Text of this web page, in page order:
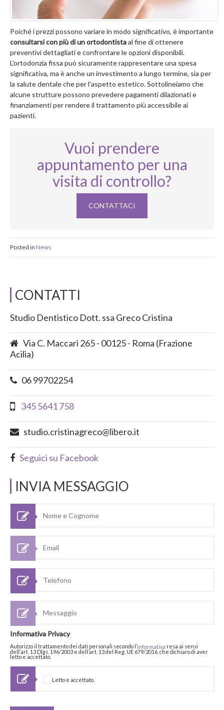
CONTATTI
Studio Dentistico Dott. ssa Greco Cristina
Via C. Maccari 265 - 00125 - Roma (Frazione
Acilia)
06 99702254
345 5641 758
studio.cristinagreco@libero.it
Seguici su Facebook
INVIA MESSAGGIO
Informativa Privacy
Autorizzo il trattamento dei dati personali secondo l’informativa resa ai sensi
dell’art. 13 Dlgs. 196/2003 e dell’art. 13 del Reg. UE 679/2016, che dichiaro di aver
letto e accettato.
Letto e accettato.
Poiché i prezzi possono variare in modo significativo, è importante
consultarsi con più di un ortodontistaal fine di ottenere
preventivi dettagliati e confrontare le opzioni disponibili.
L’ortodonzia fissa può sicuramente rappresentare una spesa
significativa, ma è anche un investimento a lungo termine, sia per
la salute dentale che per l’aspetto estetico. Sottolineiamo che
alcune strutture possono prevedere pagamenti dilazionati e
finanziamenti per rendere il trattamento più accessibile ai
pazienti.
Vuoi prendere
appuntamento per una
visita di controllo?
CONTATTACI
Posted in News